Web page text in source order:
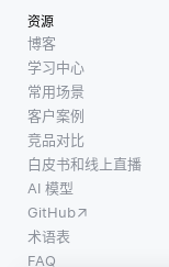
资源
博客
学习中心
常用场景
客户案例
竞品对比
白皮书和线上直播
AI 模型
GitHub
术语表
FAQ